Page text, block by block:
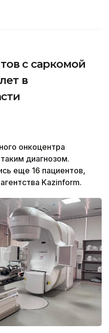
с саркомой
в
онкоцентра
диагнозом.
еще 16 пациентов,
Kazinform.